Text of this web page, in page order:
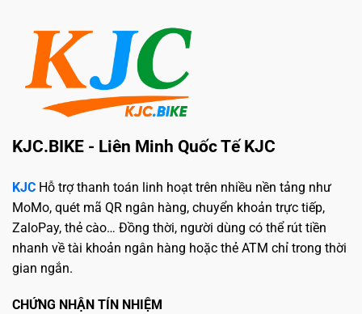
KJC.BIKE - Liên Minh Quốc Tế KJC
KJC Hỗ trợ thanh toán linh hoạt trên nhiều nền tảng như
MoMo, quét mã QR ngân hàng, chuyển khoản trực tiếp,
ZaloPay, thẻ cào… Đồng thời, người dùng có thể rút tiền
nhanh về tài khoản ngân hàng hoặc thẻ ATM chỉ trong thời
gian ngắn.
CHỨNG NHẬN TÍN NHIỆM